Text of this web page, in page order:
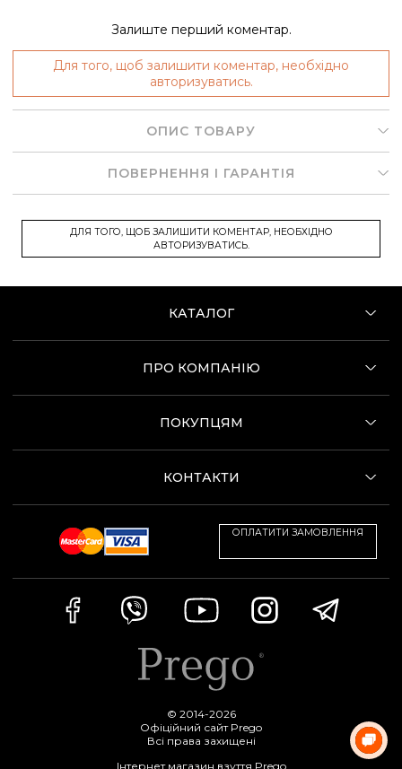
Залиште перший коментар.
Для того, щоб залишити коментар, необхідно
авторизуватись.
ОПИС ТОВАРУ
ПОВЕРНЕННЯ І ГАРАНТІЯ
ДЛЯ ТОГО, ЩОБ ЗАЛИШИТИ КОМЕНТАР, НЕОБХІДНО
АВТОРИЗУВАТИСЬ.
КАТАЛОГ
ПРО КОМПАНІЮ
ПОКУПЦЯМ
КОНТАКТИ
ОПЛАТИТИ ЗАМОВЛЕННЯ
© 2014-2026
Офіційний сайт Prego
Всі права захищені
Інтернет магазин взуття Prego